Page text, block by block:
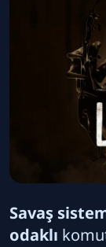
Savaş
odaklı